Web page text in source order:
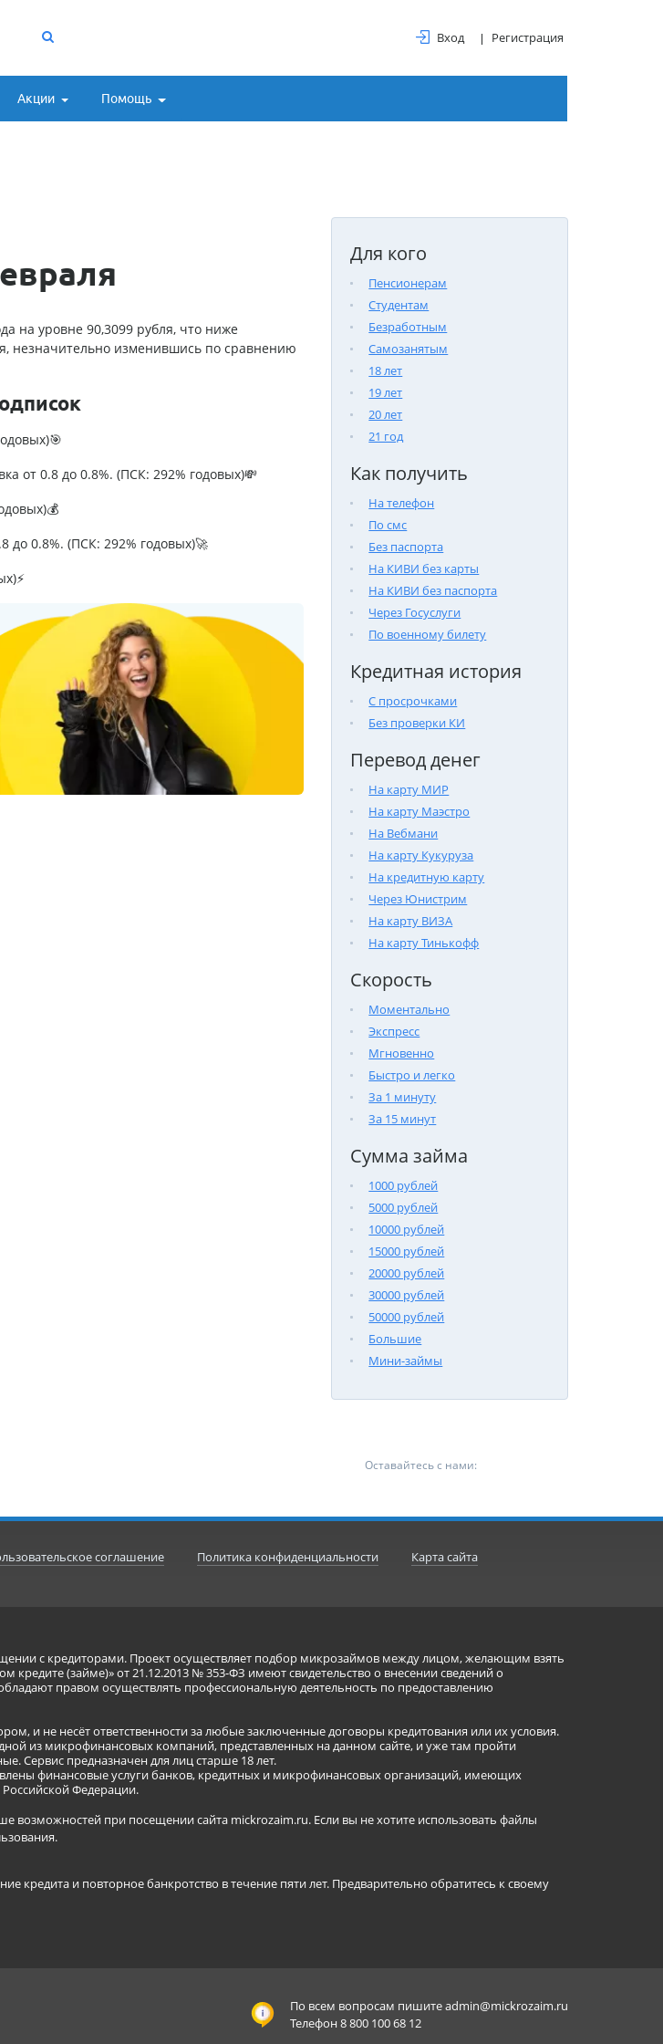
Вход Регистрация
Акции Помощь
Для кого
Пенсионерам
Студентам
Безработным
Самозанятым
18 лет
19 лет
20 лет
21 год
Как получить
На телефон
По смс
Без паспорта
На КИВИ без карты
На КИВИ без паспорта
Через Госуслуги
По военному билету
Кредитная история
С просрочками
Без проверки КИ
Перевод денег
На карту МИР
На карту Маэстро
На Вебмани
На карту Кукуруза
На кредитную карту
Через Юнистрим
На карту ВИЗА
На карту Тинькофф
Скорость
Моментально
Экспресс
Мгновенно
Быстро и легко
За 1 минуту
За 15 минут
Сумма займа
1000 рублей
5000 рублей
10000 рублей
15000 рублей
20000 рублей
30000 рублей
50000 рублей
Большие
Мини-займы
на уровне 90,3099 рубля, что ниже
незначительно изменившись по сравнению
от 0.8 до 0.8%. (ПСК: 292% годовых)💸
до 0.8%. (ПСК: 292% годовых)🚀
Оставайтесь с нами:
соглашение Политика конфиденциальности Карта сайта
с кредиторами. Проект осуществляет подбор микрозаймов между лицом, желающим взять
(займе)» от 21.12.2013 № 353-ФЗ имеют свидетельство о внесении сведений о
правом осуществлять профессиональную деятельность по предоставлению
и не несёт ответственности за любые заключенные договоры кредитования или их условия.
из микрофинансовых компаний, представленных на данном сайте, и уже там пройти
Сервис предназначен для лиц старше 18 лет.
финансовые услуги банков, кредитных и микрофинансовых организаций, имеющих
Федерации.
возможностей при посещении сайта mickrozaim.ru. Если вы не хотите использовать файлы
.
кредита и повторное банкротство в течение пяти лет. Предварительно обратитесь к своему
По всем вопросам пишитеadmin@mickrozaim.ru
Телефон 8 800 100 68 12